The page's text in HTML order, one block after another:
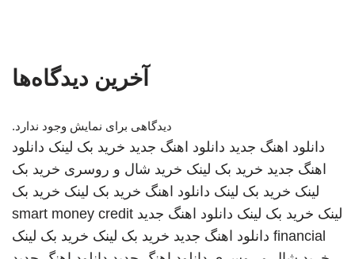
آخرین دیدگاه‌ها
دیدگاهی برای نمایش وجود ندارد.
دانلود اهنگ جدید دانلود اهنگ جدید خرید بک لینک دانلود
اهنگ جدید خرید بک لینک خرید شال و روسری خرید بک
لینک خرید بک لینک دانلود اهنگ خرید بک لینک خرید بک
لینک خرید بک لینک دانلود اهنگ جدید smart money credit
financial دانلود اهنگ جدید خرید بک لینک خرید بک لینک